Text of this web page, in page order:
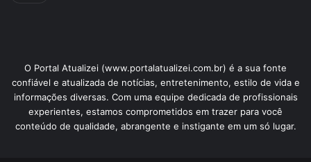
O Portal Atualizei (www.portalatualizei.com.br) é a sua fonte
confiável e atualizada de notícias, entretenimento, estilo de vida e
informações diversas. Com uma equipe dedicada de profissionais
experientes, estamos comprometidos em trazer para você
conteúdo de qualidade, abrangente e instigante em um só lugar.